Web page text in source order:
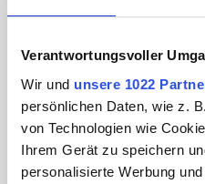
Verantwortungsvoller
Wir und unsere 1022
persönlichen Daten, wie z.
von Technologien wie
Ihrem Gerät zu speichern
personalisierte Werbung